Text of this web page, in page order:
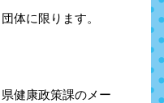
体に限ります。
健康政策課のメー